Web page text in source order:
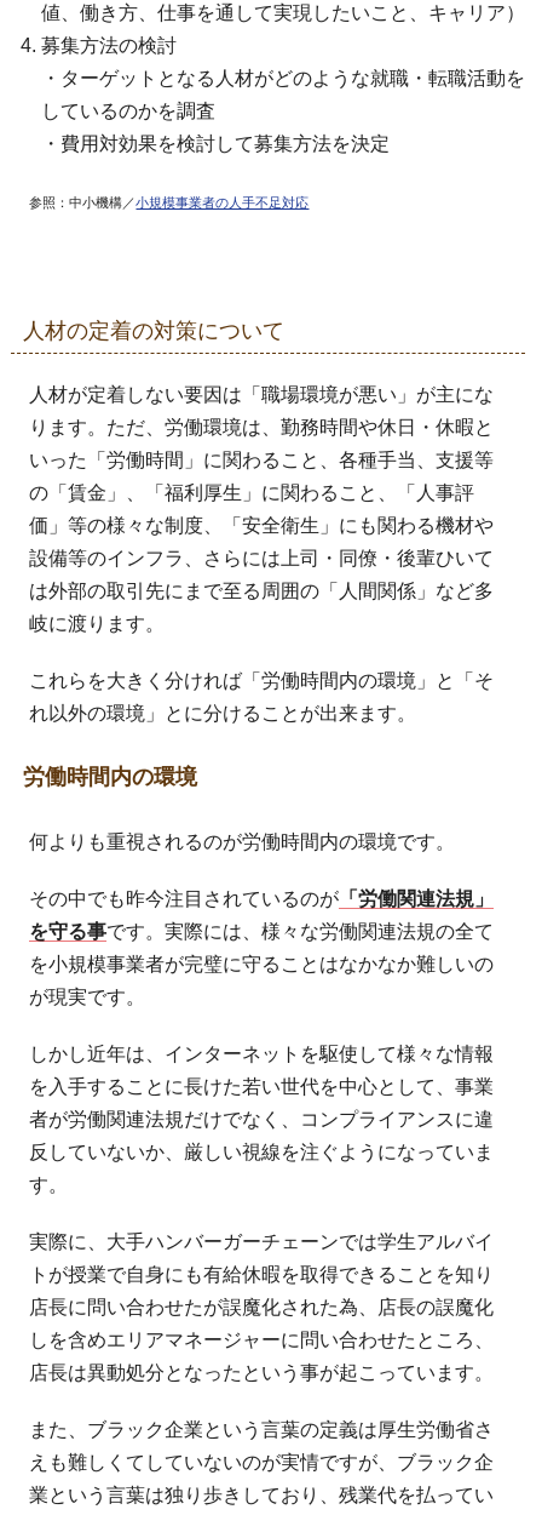
値、働き方、仕事を通して実現したいこと、キャリア）
募集方法の検討
・ターゲットとなる人材がどのような就職・転職活動を
しているのかを調査
・費用対効果を検討して募集方法を決定
参照：中小機構／小規模事業者の人手不足対応
人材の定着の対策について
人材が定着しない要因は「職場環境が悪い」が主にな
ります。ただ、労働環境は、勤務時間や休日・休暇と
いった「労働時間」に関わること、各種手当、支援等
の「賃金」、「福利厚生」に関わること、「人事評
価」等の様々な制度、「安全衛生」にも関わる機材や
設備等のインフラ、さらには上司・同僚・後輩ひいて
は外部の取引先にまで至る周囲の「人間関係」など多
岐に渡ります。
これらを大きく分ければ「労働時間内の環境」と「そ
れ以外の環境」とに分けることが出来ます。
労働時間内の環境
何よりも重視されるのが労働時間内の環境です。
その中でも昨今注目されているのが 「労働関連法規」
を守る事です。実際には、様々な労働関連法規の全て
を小規模事業者が完璧に守ることはなかなか難しいの
が現実です。
しかし近年は、インターネットを駆使して様々な情報
を入手することに長けた若い世代を中心として、事業
者が労働関連法規だけでなく、コンプライアンスに違
反していないか、厳しい視線を注ぐようになっていま
す。
実際に、大手ハンバーガーチェーンでは学生アルバイ
トが授業で自身にも有給休暇を取得できることを知り
店長に問い合わせたが誤魔化された為、店長の誤魔化
しを含めエリアマネージャーに問い合わせたところ、
店長は異動処分となったという事が起こっています。
また、ブラック企業という言葉の定義は厚生労働省さ
えも難しくてしていないのが実情ですが、ブラック企
業という言葉は独り歩きしており、残業代を払ってい